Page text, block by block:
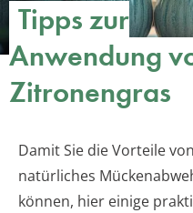
Tipps zur
Anwendung
Zitronengras
Damit Sie die Vorteile
natürliches
können, hier einige